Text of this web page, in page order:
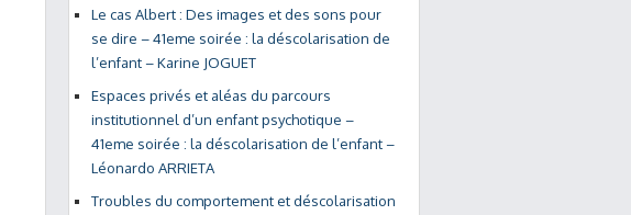
Le cas Albert : Des images et des sons pour
se dire – 41eme soirée : la déscolarisation de
l’enfant – Karine JOGUET
Espaces privés et aléas du parcours
institutionnel d’un enfant psychotique –
41eme soirée : la déscolarisation de l’enfant –
Léonardo ARRIETA
Troubles du comportement et déscolarisation